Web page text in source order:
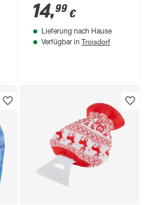
14,99 €
Lieferung nach Hause
Verfügbar in Troisdorf